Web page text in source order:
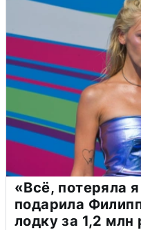
«Всё, потеряла
подарила
лодку за 1,2 млн